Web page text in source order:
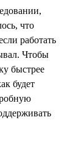
что
работать
Чтобы
быстрее
будет